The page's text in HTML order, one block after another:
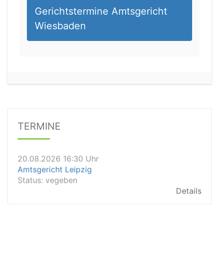
Gerichtstermine Amtsgericht
Wiesbaden
TERMINE
20.08.2026 16:30 Uhr
Status: vegeben
20.08.2026 15:30 Uhr
Amtsgericht Stuttgart